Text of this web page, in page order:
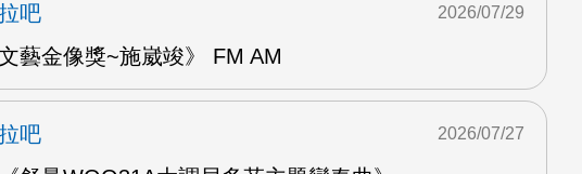
吧
文藝金像獎~施崴竣》 FM AM
2026/07/29
吧
2026/07/27